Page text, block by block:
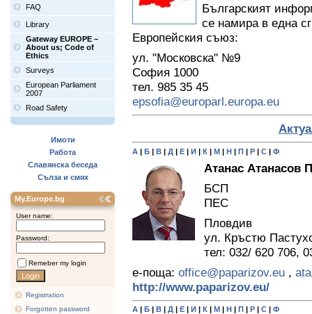
FAQ
Library
Gateway EUROPE –
About us; Code of
Ethics
Surveys
European Parliament
2007
Road Safety
Имоти
Работа
Славянска беседа
Сълза и смях
My.Europe.bg
User name:
Password:
Remeber my login
Registration
Forgotten password
Българският
се намира в една
Европейския съюз:
ул. "Московска" №9
София 1000
тел. 985 35 45
epsofia@europarl.europa.eu
А | Б | В | Д | Е | И | К | М | Н | П | Р | С | Ф
Атанас Атанасов
БСП
ПЕС
Пловдив
ул. Кръстю
тел: 032/ 620 706,
е-поща: office@paparizov.eu ,
http://www.paparizov.eu/
А | Б | В | Д | Е | И | К | М | Н | П | Р | С | Ф